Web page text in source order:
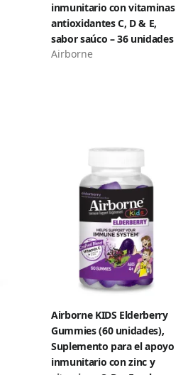
inmunitario con vitaminas
antioxidantes C, D & E,
sabor saúco – 36 unidades
Airborne
Airborne KIDS Elderberry
Gummies (60 unidades),
Suplemento para el apoyo
inmunitario con zinc y